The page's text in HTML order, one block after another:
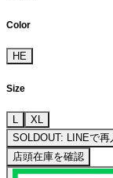
Color
HE
Size
L
XL
SOLDOUT: LINEで再
店頭在庫を確認